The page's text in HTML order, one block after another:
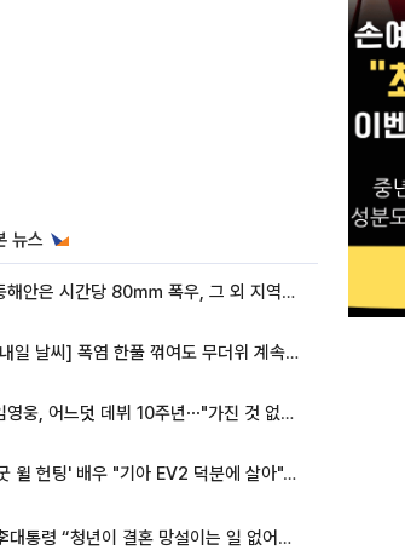
뉴스
동해안은 시간당 80㎜ 폭우, 그 외 지역은 폭염…‘극과 극 날씨’
[내일 날씨] 폭염 한풀 꺾여도 무더위 계속⋯동해안 이틀 연속 비
임영웅, 어느덧 데뷔 10주년⋯"가진 것 없던 시절, 내 앞엔 20명의 팬뿐"
'굿 윌 헌팅' 배우 "기아 EV2 덕분에 살아"…교통사고 후 안전성 극찬
李대통령 “청년이 결혼 망설이는 일 없어야...제도상 불이익 조사”